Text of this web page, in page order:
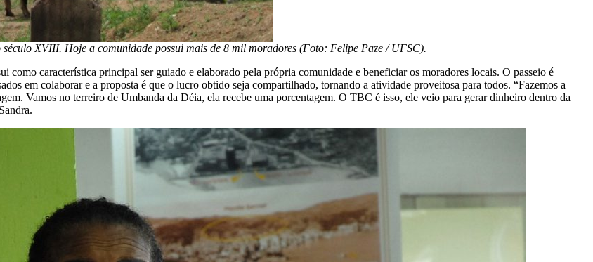
XVIII. Hoje a comunidade possui mais de 8 mil moradores (Foto: Felipe Paze / UFSC).
característica principal ser guiado e elaborado pela própria comunidade e beneficiar os moradores locais. O passeio é
em colaborar e a proposta é que o lucro obtido seja compartilhado, tornando a atividade proveitosa para todos. “Fazemos a
Vamos no terreiro de Umbanda da Déia, ela recebe uma porcentagem. O TBC é isso, ele veio para gerar dinheiro dentro da